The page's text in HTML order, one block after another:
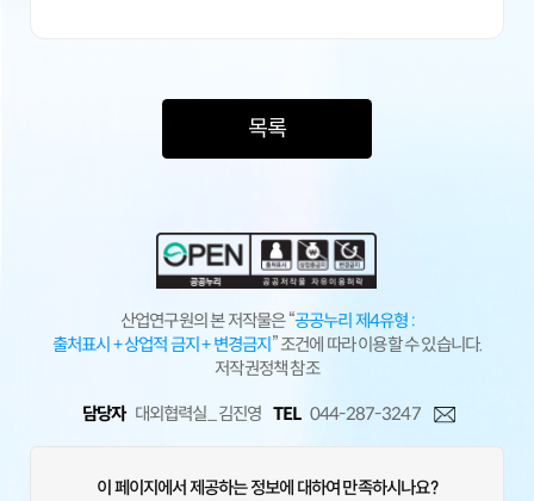
목록
산업연구원의 본 저작물은 “공공누리 제4유형 :
출처표시 + 상업적 금지 + 변경금지 ” 조건에 따라 이용할 수 있습니다.
저작권정책 참조
담당자 대외협력실_ 김진영 TEL 044-287-3247
이 페이지에서 제공하는 정보에 대하여 만족하시나요?